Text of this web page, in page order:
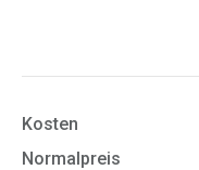
Kosten
Normalpreis